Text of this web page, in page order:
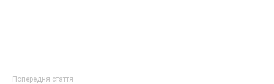
Попередня стаття